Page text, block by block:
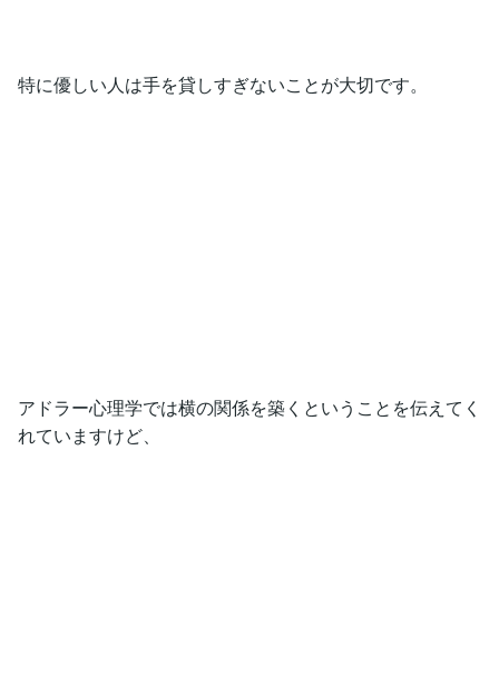
特に優しい人は手を貸しすぎないことが大切です。
アドラー心理学では横の関係を築くということを伝えてく
れていますけど、